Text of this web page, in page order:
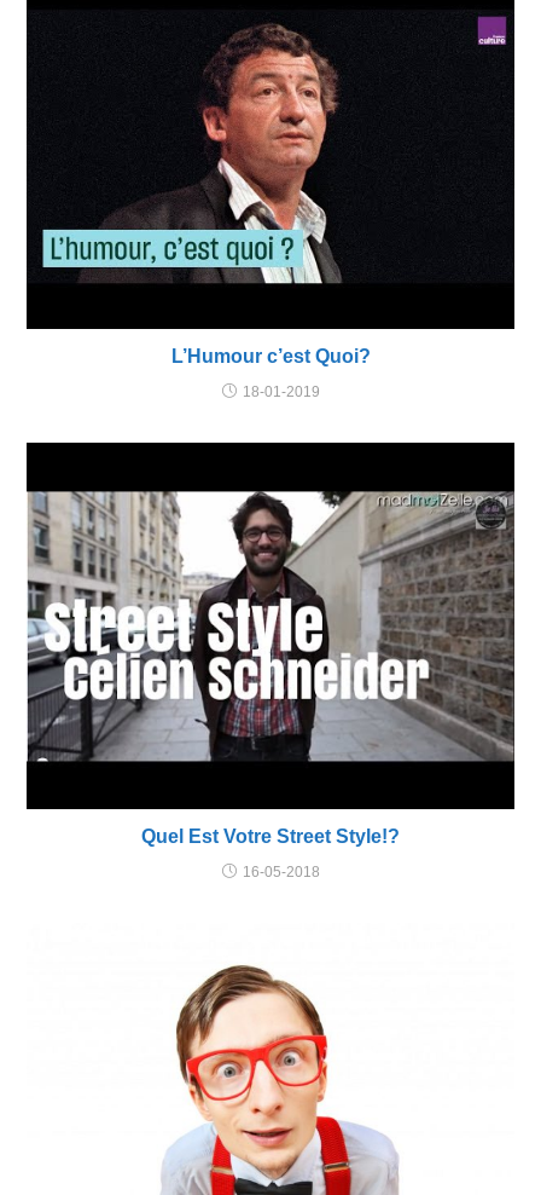
L’Humour c’est Quoi?
18-01-2019
Quel Est Votre Street Style!?
16-05-2018